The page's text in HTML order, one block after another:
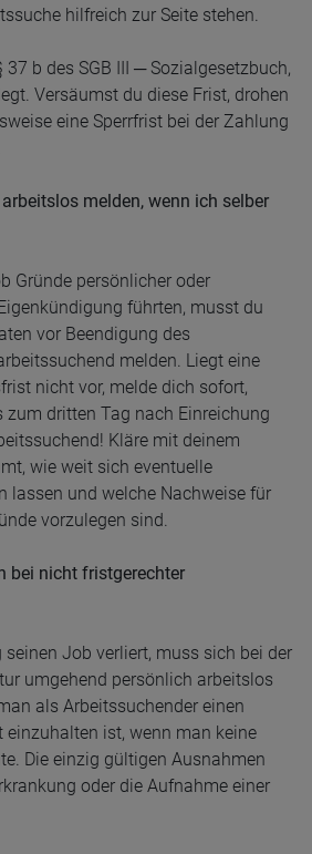
hilfreich zur Seite stehen.
b des SGB III ─ Sozialgesetzbuch,
Versäumst du diese Frist, drohen
eine Sperrfrist bei der Zahlung
melden, wenn ich selber
Gründe persönlicher oder
führten, musst du
vor Beendigung des
melden. Liegt eine
nicht vor, melde dich sofort,
zum dritten Tag nach Einreichung
Kläre mit deinem
wie weit sich eventuelle
lassen und welche Nachweise für
vorzulegen sind.
bei nicht fristgerechter
Job verliert, muss sich bei der
umgehend persönlich arbeitslos
als Arbeitssuchender einen
einzuhalten ist, wenn man keine
Die einzig gültigen Ausnahmen
oder die Aufnahme einer